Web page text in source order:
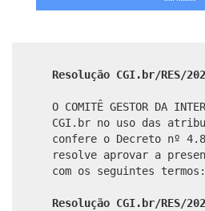
Resolução CGI.br/RES/
O COMITÊ GESTOR DA
CGI.br no uso das
confere o Decreto nº
resolve aprovar a
com os seguintes termos:
Resolução CGI.br/RES/